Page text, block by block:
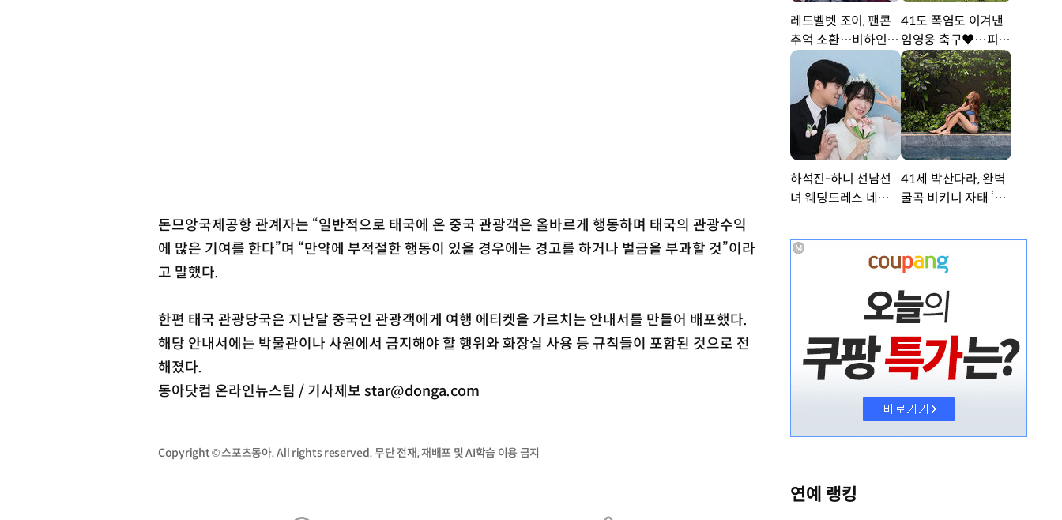
돈므앙국제공항 관계자는 “일반적으로 태국에 온 중국 관광객은 올바르게 행동하며 태국의 관광수익
에 많은 기여를 한다”며 “만약에 부적절한 행동이 있을 경우에는 경고를 하거나 벌금을 부과할 것”이라
고 말했다.
한편 태국 관광당국은 지난달 중국인 관광객에게 여행 에티켓을 가르치는 안내서를 만들어 배포했다.
해당 안내서에는 박물관이나 사원에서 금지해야 할 행위와 화장실 사용 등 규칙들이 포함된 것으로 전
해졌다.
동아닷컴 온라인뉴스팀 / 기사제보 star@donga.com
Copyright © 스포츠동아. All rights reserved. 무단 전재, 재배포 및 AI학습 이용 금지
레드벨벳 조이, 팬콘
추억 소환…비하인드
공개 [DA★]
41도 폭염도 이겨낸
임영웅 축구♥…피지
컬 난리 [DA★]
하석진-하니 선남선
녀 웨딩드레스 네컷사
★]
41세 박산다라, 완벽
굴곡 비키니 자태 ‘부
연예 랭킹